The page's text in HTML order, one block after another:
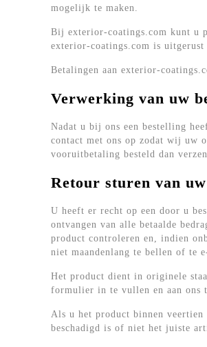
mogelijk te maken.
Bij exterior-coatings.com kunt u
exterior-coatings.com is uitgerust
Betalingen aan exterior-
Verwerking van uw
Nadat u bij ons een bestelling
contact met ons op zodat wij uw
vooruitbetaling besteld dan
Retour sturen van
U heeft er recht op een door u
ontvangen van alle betaalde
product controleren en, indien
niet maandenlang te bellen of te
Het product dient in originele
formulier in te vullen en aan ons
Als u het product binnen veertien
beschadigd is of niet het juiste